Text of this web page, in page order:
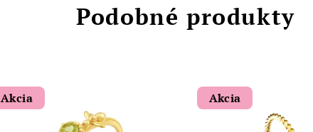
Podobné produkty
Akcia Akcia